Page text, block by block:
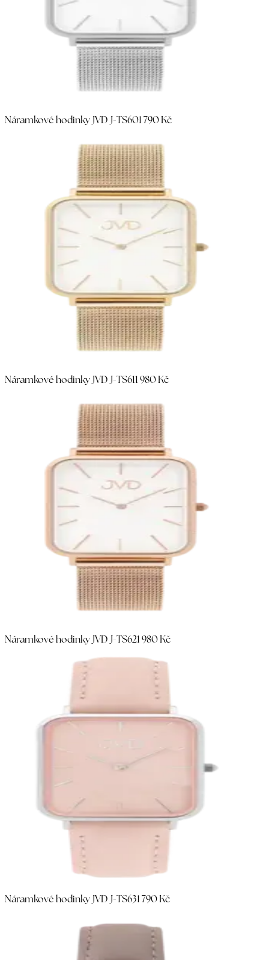
Náramkové hodinky JVD J-TS601 790 Kč
Náramkové hodinky JVD J-TS611 980 Kč
Náramkové hodinky JVD J-TS621 980 Kč
Náramkové hodinky JVD J-TS631 790 Kč